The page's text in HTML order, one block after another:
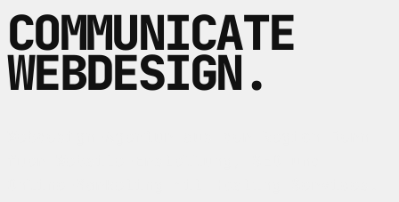
COMMUNICATE
WEBDESIGN.